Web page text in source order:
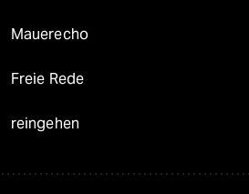
Mauerecho
Freie Rede
reingehen